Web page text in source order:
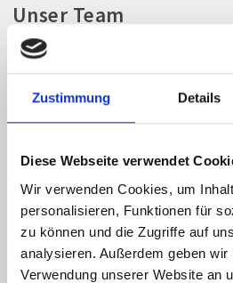
Zustimmung Details
Diese Webseite verwendet
Wir verwenden Cookies, um
personalisieren, Funktionen für
zu können und die Zugriffe auf
analysieren. Außerdem geben
Verwendung unserer Website an
Unser Team
Prim. Dr. Klaus Unterrieder
Leiter der Gynäkologie
Leiter des Brustgesundheitszentrums
Facharzt für Gynäkologie und
Kontakt
OA Dr. Maximilian Lanner
Facharzt für Gynäkologie und
T:+43 4242 3044 35643
Termine T:+43 4242 3044 3450